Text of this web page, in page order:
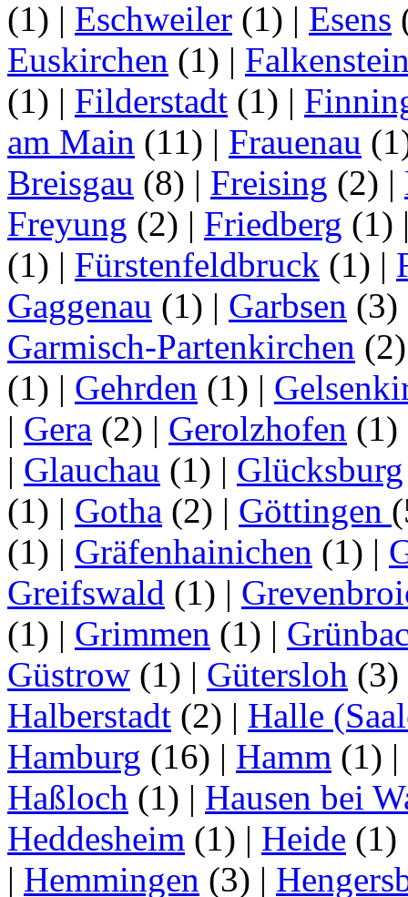
(1) | Eschweiler (1) | Esens
Euskirchen (1) |
(1) | Filderstadt (1) |
am Main (11) | Frauenau
Breisgau (8) | Freising (2) |
Freyung (2) | Friedberg (1)
(1) | Fürstenfeldbruck (1) |
Gaggenau (1) | Garbsen (3)
Garmisch-Partenkirchen
(1) | Gehrden (1) |
| Gera (2) | Gerolzhofen (1)
| Glauchau (1) | Glücksburg
(1) | Gotha (2) | Göttingen
(1) | Gräfenhainichen (1) |
Greifswald (1) |
(1) | Grimmen (1) |
Güstrow (1) | Gütersloh (3)
Halberstadt (2) | Halle
Hamburg (16) | Hamm (1) |
Haßloch (1) | Hausen bei
Heddesheim (1) | Heide (1)
| Hemmingen (3) |